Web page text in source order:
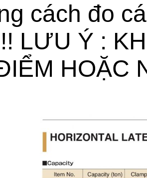
cách đo
LƯU Ý :
HOẶC